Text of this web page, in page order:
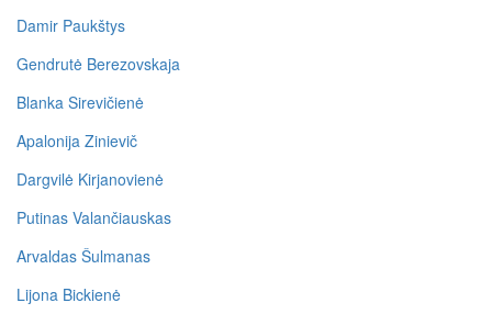
Damir Paukštys
Gendrutė Berezovskaja
Blanka Sirevičienė
Apalonija Zinievič
Dargvilė Kirjanovienė
Putinas Valančiauskas
Arvaldas Šulmanas
Lijona Bickienė